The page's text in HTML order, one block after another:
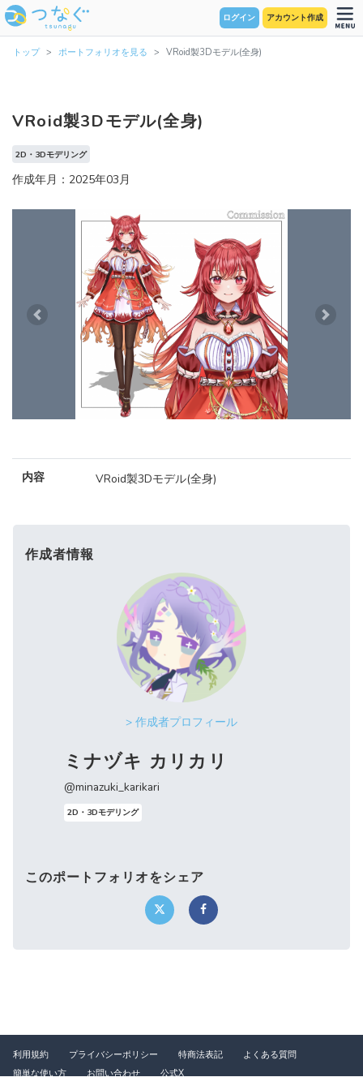
ログイン アカウント作成
トップ ポートフォリオを見る VRoid製3Dモデル(全身)
VRoid製3Dモデル(全身)
2D・3Dモデリング
作成年月：2025年03月
Previous Next
内容 VRoid製3Dモデル(全身)
作成者情報
> 作成者プロフィール
ミナヅキ カリカリ
@minazuki_karikari
2D・3Dモデリング
このポートフォリオをシェア
利用規約 プライバシーポリシー 特商法表記
よくある質問
簡単な使い方
お問い合わせ 公式X